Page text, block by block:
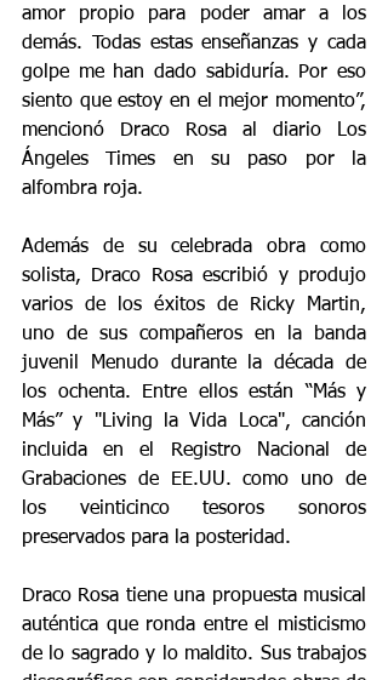
amor propio para poder amar a los
demás. Todas estas enseñanzas y cada
golpe me han dado sabiduría. Por eso
siento que estoy en el mejor momento”,
mencionó Draco Rosa al diario Los
Ángeles Times en su paso por la
alfombra roja.
Además de su celebrada obra como
solista, Draco Rosa escribió y produjo
varios de los éxitos de Ricky Martin,
uno de sus compañeros en la banda
juvenil Menudo durante la década de
los ochenta. Entre ellos están “Más y
Más” y "Living la Vida Loca", canción
incluida en el Registro Nacional de
Grabaciones de EE.UU. como uno de
los veinticinco tesoros sonoros
preservados para la posteridad.
Draco Rosa tiene una propuesta musical
auténtica que ronda entre el misticismo
de lo sagrado y lo maldito. Sus trabajos